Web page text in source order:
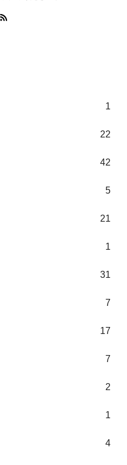
1
22
42
5
21
1
31
7
17
7
2
1
4